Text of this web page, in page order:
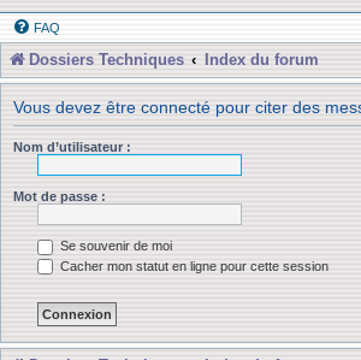
FAQ
Dossiers Techniques Index du forum
Vous devez être connecté pour citer des
Nom d’utilisateur :
Mot de passe :
Se souvenir de moi
Cacher mon statut en ligne pour cette session